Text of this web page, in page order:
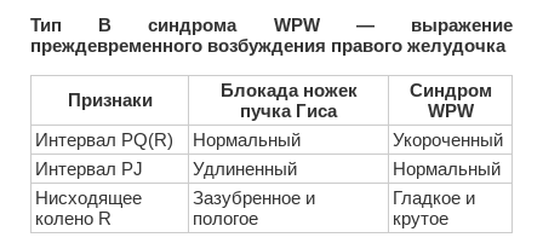
Тип В синдрома WPW — выражение
преждевременного возбуждения правого желудочка
Признаки
Блокада ножек
пучка Гиса
Синдром
WPW
Интервал PQ(R)
Нормальный
Укороченный
Интервал PJ
Удлиненный
Нормальный
Нисходящее
колено R
Зазубренное и
пологое
Гладкое и
крутое